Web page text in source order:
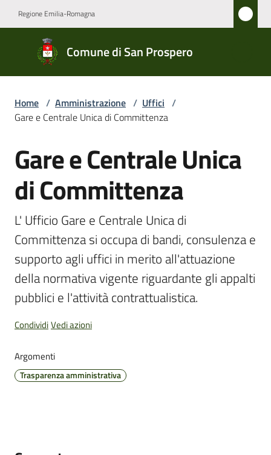
Regione Emilia-Romagna
Comune di San Prospero
Comune
di San
Prospero
Novità
Servizi
Vivere
San
Prospero
Pubblicazioni
video
Home / Amministrazione / Uffici /
Gare e Centrale Unica di Committenza
Salta al contenuto
Gare e Centrale Unica
di Committenza
L' Ufficio Gare e Centrale Unica di
Committenza si occupa di bandi, consulenza e
supporto agli uffici in merito all'attuazione
della normativa vigente riguardante gli appalti
pubblici e l'attività contrattualistica.
CondividiVedi azioni
Argomenti
Trasparenza amministrativa